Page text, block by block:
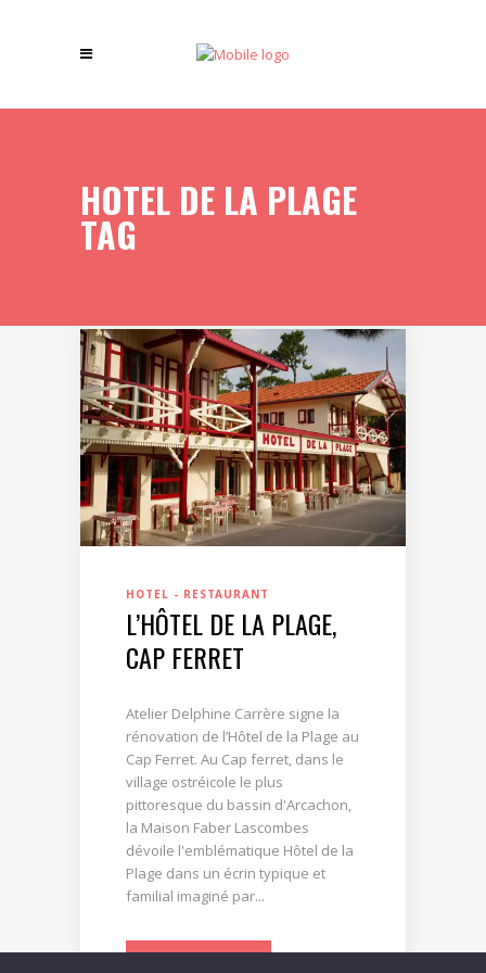
HOTEL DE LA PLAGE
TAG
HOTEL - RESTAURANT
L’HÔTEL DE LA PLAGE,
CAP FERRET
Atelier Delphine Carrère signe la
rénovation de l’Hôtel de la Plage au
Cap Ferret. Au Cap ferret, dans le
village ostréicole le plus
pittoresque du bassin d'Arcachon,
la Maison Faber Lascombes
dévoile l'emblématique Hôtel de la
Plage dans un écrin typique et
familial imaginé par...